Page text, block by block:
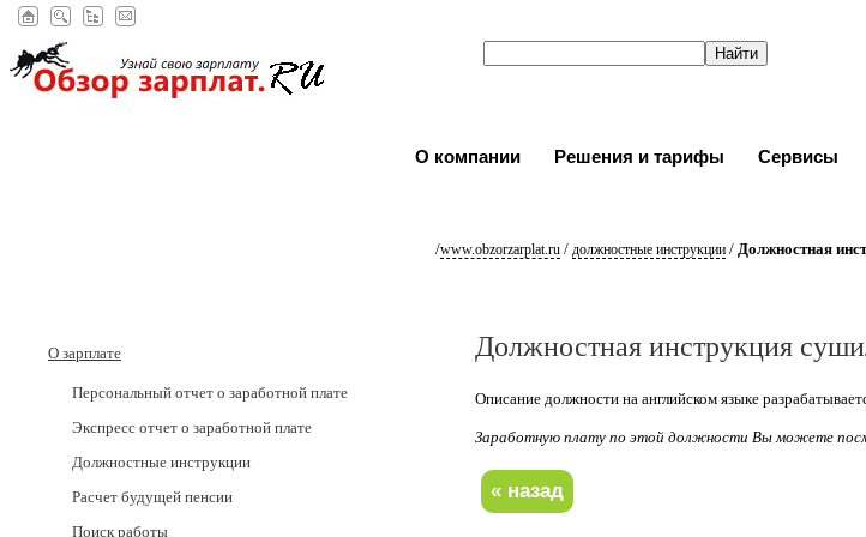
О компании Решения и тарифы Сервисы
/www.obzorzarplat.ru/ должностные инструкции/ Должностная
О зарплате
Персональный отчет о заработной плате
Экспресс отчет о заработной плате
Должностные инструкции
Расчет будущей пенсии
Поиск работы
Должностная инструкция
Описание должности на английском языке
Заработную плату по этой должности Вы можете